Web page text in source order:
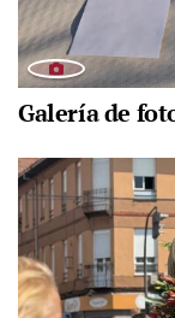
Galería de